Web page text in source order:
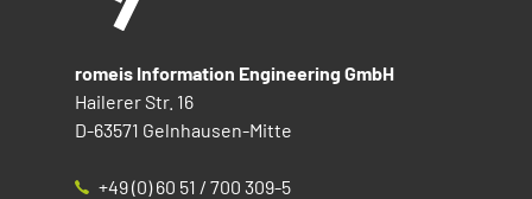
romeis Information Engineering GmbH
Hailerer Str. 16
D-63571 Gelnhausen-Mitte
+49 (0) 60 51 / 700 309-5